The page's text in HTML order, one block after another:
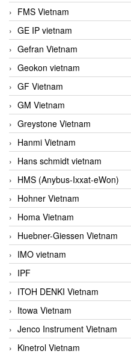
FMS Vietnam
GE IP vietnam
Gefran Vietnam
Geokon vietnam
GF Vietnam
GM Vietnam
Greystone Vietnam
Hanmi Vietnam
Hans schmidt vietnam
HMS (Anybus-Ixxat-eWon)
Hohner Vietnam
Homa Vietnam
Huebner-Giessen Vietnam
IMO vietnam
IPF
ITOH DENKI Vietnam
Itowa Vietnam
Jenco Instrument Vietnam
Kinetrol Vietnam